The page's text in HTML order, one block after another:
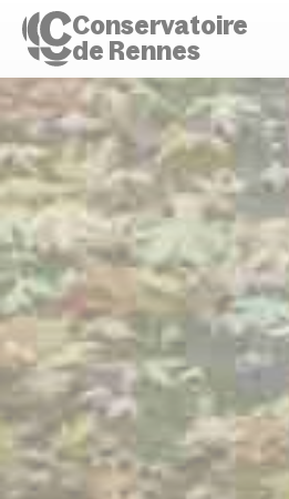
Conservatoire
de Rennes
Conservatoire de Rennes
Enseignements
Saison culturelle
Actions d'éducation
Bibliothèque musicale
Infos pratiques